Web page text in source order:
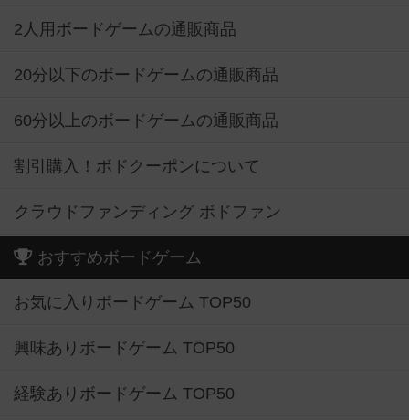
2人用ボードゲームの通販商品
20分以下のボードゲームの通販商品
60分以上のボードゲームの通販商品
割引購入！ボドクーポンについて
クラウドファンディング ボドファン
おすすめボードゲーム
お気に入りボードゲーム TOP50
興味ありボードゲーム TOP50
経験ありボードゲーム TOP50